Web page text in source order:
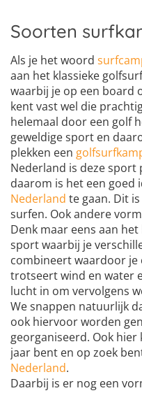
Soorten
Als je het woord
aan het klassieke
waarbij je op een board
kent vast wel die
helemaal door een golf
geweldige sport en
plekken een
Nederland is deze sport
daarom is het een goed
Nederland te gaan. Dit
surfen. Ook andere
Denk maar eens aan
sport waarbij je
combineert waardoor je
trotseert wind en water
lucht in om vervolgens
We snappen natuurlijk
ook hiervoor worden
georganiseerd. Ook hier
jaar bent en op zoek
Nederland.
Daarbij is er nog een